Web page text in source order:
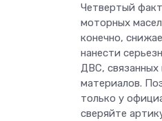
Четвертый
моторных
конечно,
нанести
ДВС, связанных
материалов.
только у
сверяйте